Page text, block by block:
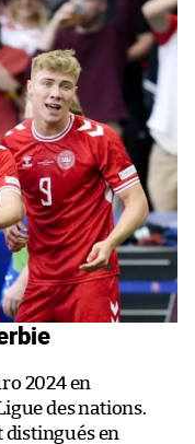
2024 en
des nations.
distingués en